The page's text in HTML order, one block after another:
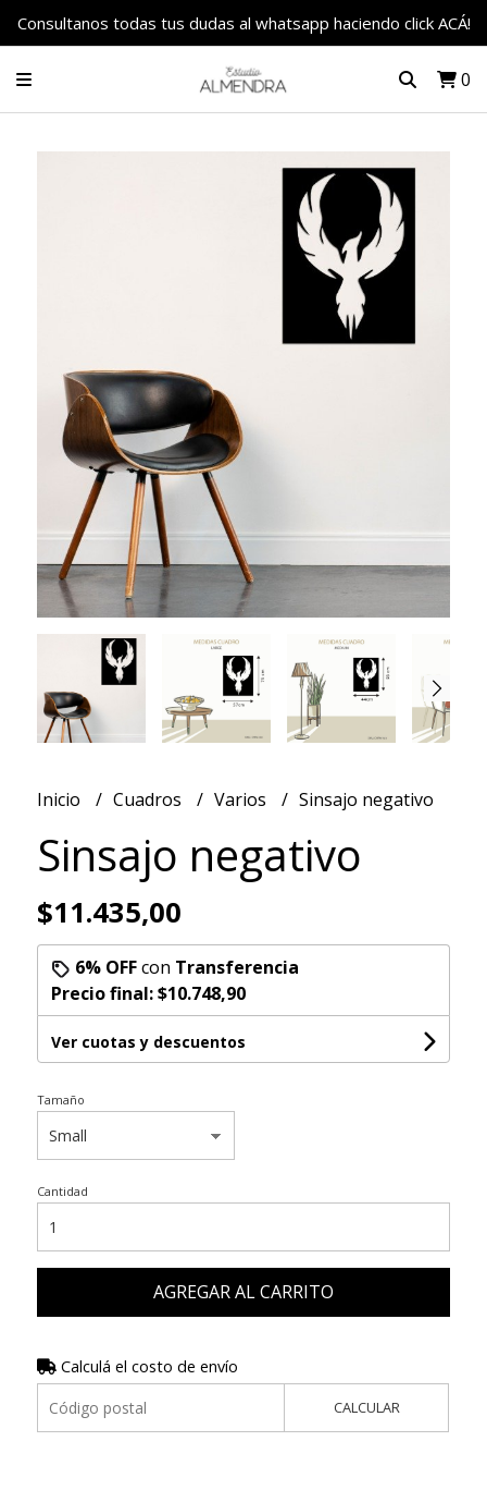
Consultanos todas tus dudas al whatsapp haciendo click ACÁ!
0
Inicio Cuadros Varios Sinsajo negativo
Sinsajo negativo
$11.435,00
6% OFFcon Transferencia
Precio final:$10.748,90
Ver cuotas y descuentos
Tamaño
Cantidad
AGREGAR AL CARRITO
Calculá el costo de envío
CALCULAR